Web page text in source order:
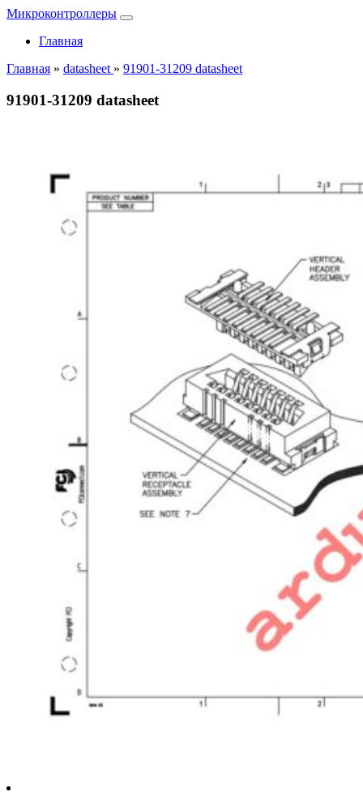
Микроконтроллеры
Главная
Главная » datasheet » 91901-31209 datasheet
91901-31209 datasheet